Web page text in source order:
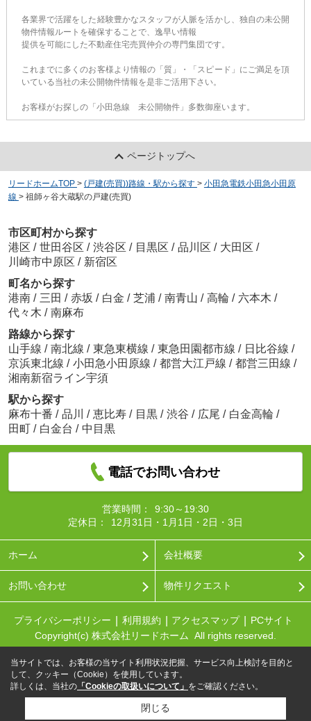
各業界で活躍をした経験豊かなスタッフが人脈を活かし、独自の未公開
物件情報ルートを確保することで、逸早い情報
提供を可能にした不動産住宅売買仲介の専門集団です。
これまでに多くのお客様より情報の「質」・「スピード」にご満足を頂
いている当社の未公開物件情報を是非ご活用下さい。
お客様がお探しの「小田急線 未公開物件」多数御座います。
ページトップへ
リードホームTOP > (戸建(売買))路線・駅から探す > 小田急電鉄小田急小田原
線 > 祖師ヶ谷大蔵駅の戸建(売買)
市区町村から探す
港区 / 世田谷区 / 渋谷区 / 目黒区 / 品川区 / 大田区 /
川崎市中原区 / 新宿区
町名から探す
港南 / 三田 / 赤坂 / 白金 / 芝浦 / 南青山 / 高輪 / 六本木 /
代々木 / 南麻布
路線から探す
山手線 / 南北線 / 東急東横線 / 東急田園都市線 / 日比谷線 /
京浜東北線 / 小田急小田原線 / 都営大江戸線 / 都営三田線 /
湘南新宿ライン宇須
駅から探す
麻布十番 / 品川 / 恵比寿 / 目黒 / 渋谷 / 広尾 / 白金高輪 /
田町 / 白金台 / 中目黒
電話でお問い合わせ
営業時間：
9:30～19:30
定休日：
12月31日・1月1日・2日・3日
ホーム 会社概要
お問い合わせ 物件リクエスト
プライバシーポリシー 利用規約 アクセスマップ
PCサイト
Copyright(c) 株式会社リードホーム All rights reserved.
当サイトでは、お客様の当サイト利用状況把握、サービス向上検討を目的と
して、クッキー（Cookie）を使用しています。
詳しくは、当社の 「Cookieの取扱いについて」 をご確認ください。
閉じる